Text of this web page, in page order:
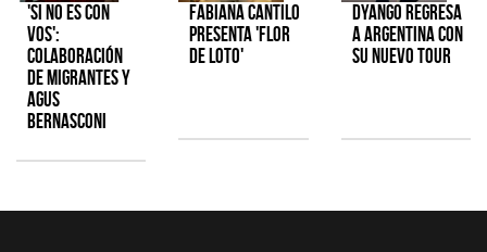
'Si No Es Con
Vos':
colaboración
de Migrantes y
Agus
Bernasconi
Fabiana Cantilo
presenta 'Flor
de Loto'
Dyango regresa
a Argentina con
su nuevo tour